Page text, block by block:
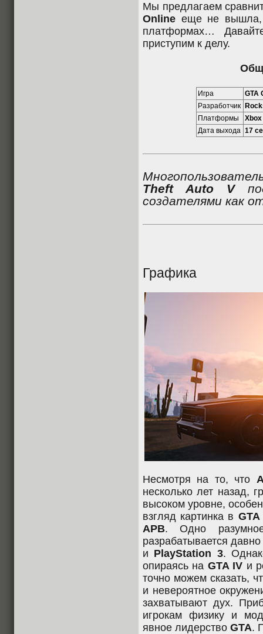
Мы предлагаем
Online еще не вышла,
платформах…
приступим к делу.
Игра
GTA
Разработчик
Платформы
Дата выхода 17
Theft Auto V
создателями как
Графика
Несмотря на то, что
несколько лет назад,
высоком уровне,
взгляд картинка в
APB. Одно
разрабатывается
и PlayStation 3.
опираясь на GTA IV и
точно можем сказать,
и невероятное
захватывают дух.
игрокам физику и
явное лидерство GTA.